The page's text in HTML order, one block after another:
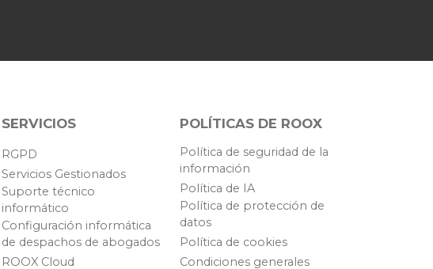
SERVICIOS
RGPD
Servicios Gestionados
Suporte técnico
informático
Configuración informática
de despachos de abogados
ROOX Cloud
POLÍTICAS DE ROOX
Política de seguridad de la
información
Política de IA
Política de protección de
datos
Política de cookies
Condiciones generales